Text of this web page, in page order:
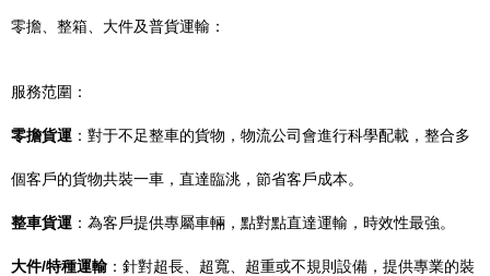
零擔、整箱、大件及普貨運輸：
服務范圍：
零擔貨運 ：對于不足整車的貨物，物流公司會進行科學配載，整合多
個客戶的貨物共裝一車，直達臨洮，節省客戶成本。
整車貨運 ：為客戶提供專屬車輛，點對點直達運輸，時效性最強。
大件/特種運輸 ：針對超長、超寬、超重或不規則設備，提供專業的裝